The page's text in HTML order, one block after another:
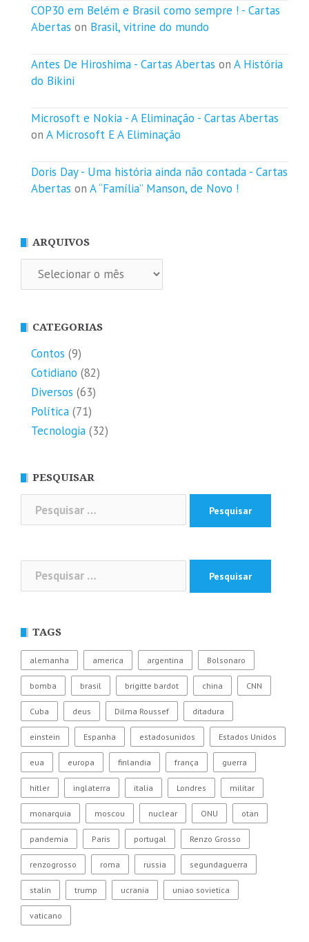
COP30 em Belém e Brasil como sempre ! - Cartas
Abertas on Brasil, vitrine do mundo
Antes De Hiroshima - Cartas Abertas on A História
do Bikini
Microsoft e Nokia - A Eliminação - Cartas Abertas
on A Microsoft E A Eliminação
Doris Day - Uma história ainda não contada - Cartas
Abertas on A “Família” Manson, de Novo !
ARQUIVOS
Arquivos
CATEGORIAS
Contos (9)
Cotidiano (82)
Diversos (63)
Política (71)
Tecnologia (32)
PESQUISAR
por:
Pesquisar
por:
TAGS
alemanha america argentina Bolsonaro
bomba brasil brigitte bardot china CNN
Cuba deus Dilma Roussef ditadura
einstein Espanha estadosunidos Estados Unidos
eua europa finlandia frança guerra
hitler inglaterra italia Londres militar
monarquia moscou nuclear ONU otan
pandemia Paris portugal Renzo Grosso
renzogrosso roma russia segundaguerra
stalin trump ucrania uniao sovietica
vaticano